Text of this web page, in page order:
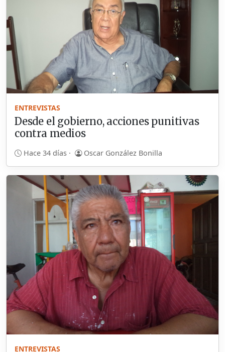
ENTREVISTAS
Desde el gobierno, acciones punitivas
contra medios
Hace 34 días · Oscar González Bonilla
ENTREVISTAS